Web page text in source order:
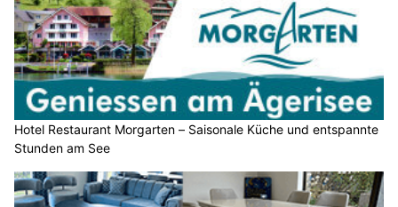
Hotel Restaurant Morgarten – Saisonale Küche und entspannte
Stunden am See